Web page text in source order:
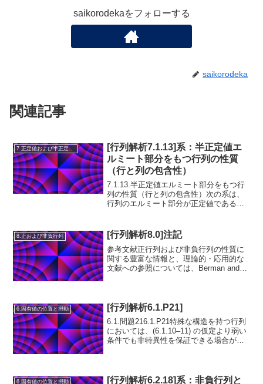
saikorodekaをフォローする
saikorodeka
関連記事
7.正定値および半正定値行列
[行列解析7.1.13]系：半正定値エ
ルミート部分をもつ行列の性質
（行と列の包含性）
7.1.13.半正定値エルミート部分をもつ行
列の性質（行と列の包含性）次の系は、
行列のエルミート部分が正定値である場
M_n
エルミート部分 \...
8.正および非負行列 [行列解析8.0]注記
参考文献正行列および非負行列の性質に
関する豊富な情報と、理論的・応用的な
文献への参照については、Berman and
6.固有値の位置と摂動 [行列解析6.1.P21]
6.1.問題216.1.P21特殊な構造を持つ行列
においては、(6.1.10–11) の仮定より弱い
条件でも非特異性を保証できる場合があ
6.固有値の位置と摂動
[行列解析6.2.18]系：非負行列と